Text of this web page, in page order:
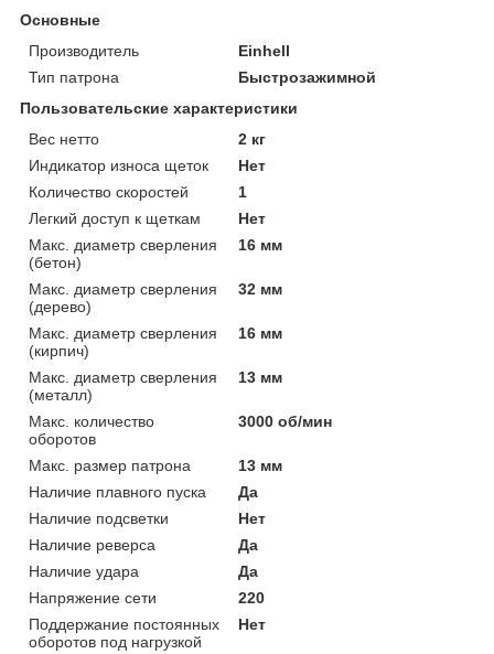
Основные
Производитель
Einhell
Тип патрона
Быстрозажимной
Пользовательские характеристики
Вес нетто
2 кг
Индикатор износа щеток
Нет
Количество скоростей
1
Легкий доступ к щеткам
Нет
Макс. диаметр сверления
(бетон)
16 мм
Макс. диаметр сверления
(дерево)
32 мм
Макс. диаметр сверления
(кирпич)
16 мм
Макс. диаметр сверления
(металл)
13 мм
Макс. количество
оборотов
3000 об/мин
Макс. размер патрона
13 мм
Наличие плавного пуска
Да
Наличие подсветки
Нет
Наличие реверса
Да
Наличие удара
Да
Напряжение сети
220
Поддержание постоянных
оборотов под нагрузкой
Нет